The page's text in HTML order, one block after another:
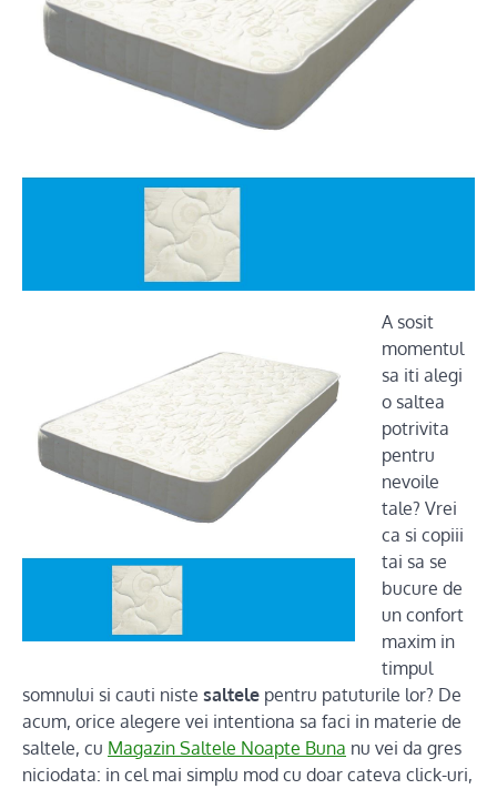
A sosit
momentul
sa iti alegi
o saltea
potrivita
pentru
nevoile
tale? Vrei
ca si copiii
tai sa se
bucure de
un confort
maxim in
timpul
somnului si cauti niste saltele pentru patuturile lor? De
acum, orice alegere vei intentiona sa faci in materie de
saltele, cu Magazin Saltele Noapte Buna nu vei da gres
niciodata: in cel mai simplu mod cu doar cateva click-uri,